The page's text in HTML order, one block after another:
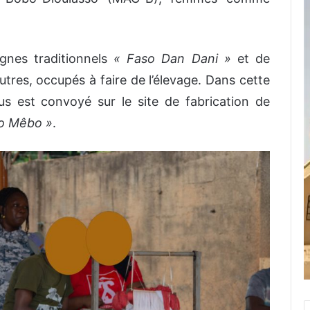
traditionnels « Faso Dan Dani » et de
occupés à faire de l’élevage. Dans cette
est convoyé sur le site de fabrication de
Mêbo ».